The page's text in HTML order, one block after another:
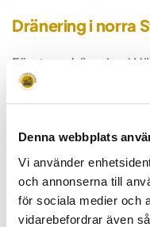
Denna webbplats
Vi använder
och annonserna till
för sociala medier och
vidarebefordrar även
Dränering i norra
Förutom dränering i
fastighetsägare i
arbetar med
markförhållanden
behov.
Läs mer om dränering